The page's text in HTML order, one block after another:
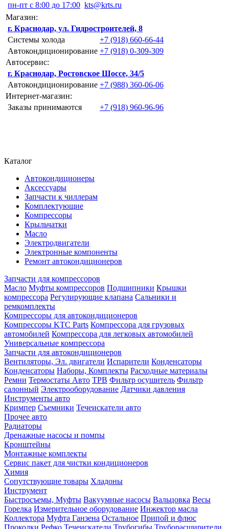
пн-пт с 8:00 до 17:00 kts@krts.ru
Магазин:
г. Краснодар, ул. Гидростроителей, 8
Системы холода
+7 (918) 660-66-44
Автокондиционирование +7 (918) 0-309-309
Автосервис:
г. Краснодар, Ростовское Шоссе, 34/5
Автокондиционирование +7 (988) 360-06-06
Интернет-магазин:
Заказы принимаются
+7 (918) 960-96-96
Каталог
Автокондиционеры
Аксессуары
Запчасти к чиллерам
Комплектующие
Компрессоры
Крыльчатки
Масло
Электродвигатели
Электронные компоненты
Ремонт автокондиционеров
Запчасти для компрессоров
Масло Муфты компрессоров Подшипники Крышки
компрессора Регулирующие клапана Сальники и
ремкомплекты
Компрессоры для автокондиционеров
Компрессоры KTC Parts Компрессора для грузовых
автомобилей Компрессора для легковых автомобилей
Универсальные компрессора
Запчасти для автокондиционеров
Вентиляторы, Эл. двигатели Испарители Конденсаторы
Конденсаторы Наборы, Комплекты Расходные материалы
Ремни Термостаты Авто ТРВ Фильтр осушитель Фильтр
салонный Электрооборудование Датчики давления
Инструменты авто
Кримпер Съемники Течеискатели авто
Прочее авто
Радиаторы
Дренажные насосы и помпы
Кронштейны
Монтажные комплекты
Сервис пакет для чистки кондиционеров
Химия
Сопутствующие товары Хладоны
Инструмент
Быстросъемы, Муфты Вакуумные насосы Вальцовка Весы
Горелка Измерительное оборудование Инжектор масла
Коллектора Муфта Ганзена Остальное Припой и флюс
Проколки Рефко Течеискатели Трубогибы Труборасширители